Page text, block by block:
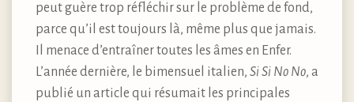
peut guère trop réfléchir sur le problème de fond,
parce qu’il est toujours là, même plus que jamais.
Il menace d’entraîner toutes les âmes en Enfer.
L’année dernière, le bimensuel italien, Si Si No No, a
publié un article qui résumait les principales